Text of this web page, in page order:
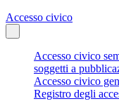
Accesso civico
Accesso civico
soggetti a
Accesso civico
Registro degli